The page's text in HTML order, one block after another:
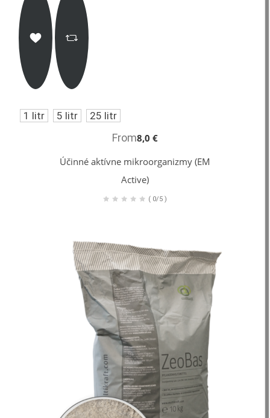
Účinné aktívne mikroorganizmy (EM
Active)
From8,0 €
( 0/5 )
1 litr 5 litr 25 litr